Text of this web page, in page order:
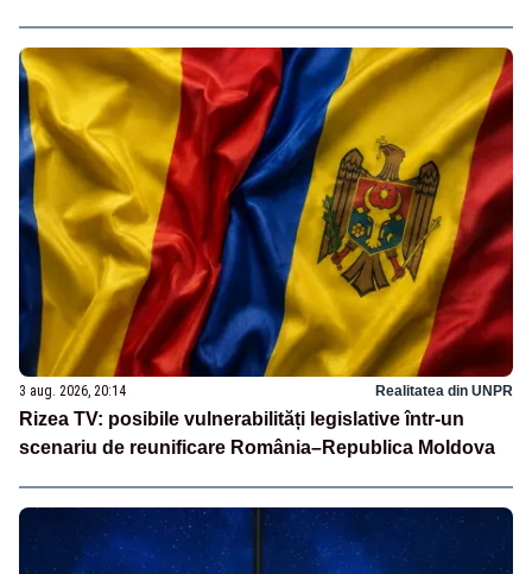
3 aug. 2026, 20:14 Realitatea din UNPR
Rizea TV: posibile vulnerabilități legislative într-un
scenariu de reunificare România–Republica Moldova